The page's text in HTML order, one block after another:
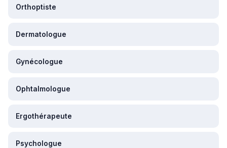
Orthoptiste
Dermatologue
Gynécologue
Ophtalmologue
Ergothérapeute
Psychologue